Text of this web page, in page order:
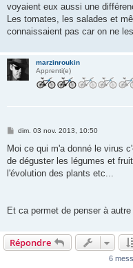
voyaient eux aussi une
Les tomates, les salades et
connaissaient pas car on ne
marzinroukin
Apprenti(e)
M
s
a
g
dim. 03 nov. 2013, 10:50
Moi ce qui m'a donné le virus
de déguster les légumes et
l'évolution des plants etc...
Et ca permet de penser à
Répondre
6